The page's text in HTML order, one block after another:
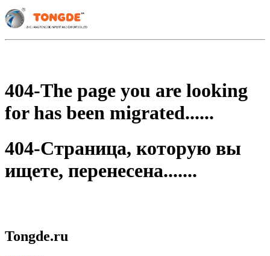
404-The page you are looking
for has been migrated......
404-Страница, которую вы
ищете, перенесена.......
Tongde.ru